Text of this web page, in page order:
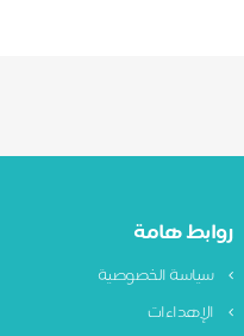
روابط هامة
سياسة الخصوصية
الإهداءات